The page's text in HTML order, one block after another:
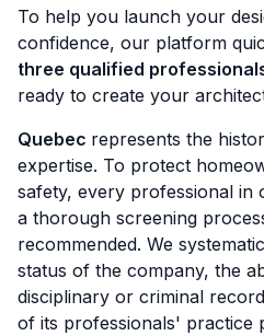
To help you launch your
confidence, our platform
three qualified
ready to create your
Quebec represents the
expertise. To protect
safety, every professional in
a thorough screening
recommended. We
status of the company, the
disciplinary or criminal
of its professionals' practice